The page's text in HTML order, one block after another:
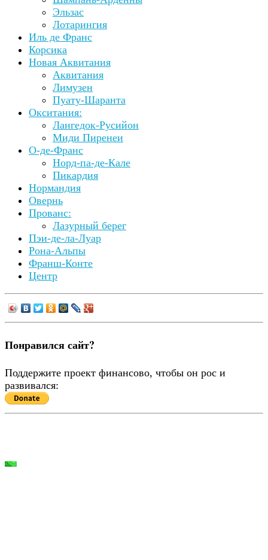
Эльзас
Лотарингия
Иль де Франс
Корсика
Новая Аквитания
Аквитания
Лимузен
Пуату-Шаранта
Окситания:
Лангедок-Русийон
Миди Пиренеи
О-де-Франс
Норд-па-де-Кале
Пикардия
Нормандия
Овернь
Прованс:
Лазурный берег
Пэи-де-ла-Луар
Рона-Альпы
Франш-Конте
Центр
Понравился сайт?
Поддержите проект финансово, чтобы он рос и
развивался: